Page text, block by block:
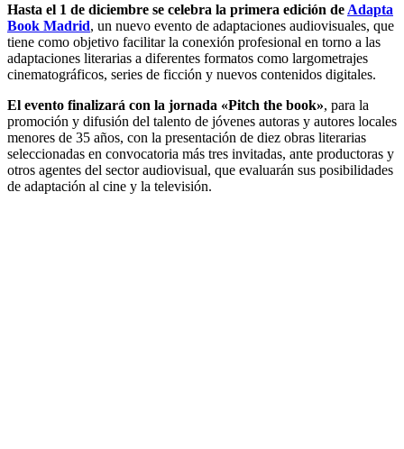
Hasta el 1 de diciembre se celebra la primera edición de Adapta
Book Madrid, un nuevo evento de adaptaciones audiovisuales, que
tiene como objetivo facilitar la conexión profesional en torno a las
adaptaciones literarias a diferentes formatos como largometrajes
cinematográficos, series de ficción y nuevos contenidos digitales.
El evento finalizará con la jornada «Pitch the book», para la
promoción y difusión del talento de jóvenes autoras y autores locales
menores de 35 años, con la presentación de diez obras literarias
seleccionadas en convocatoria más tres invitadas, ante productoras y
otros agentes del sector audiovisual, que evaluarán sus posibilidades
de adaptación al cine y la televisión.